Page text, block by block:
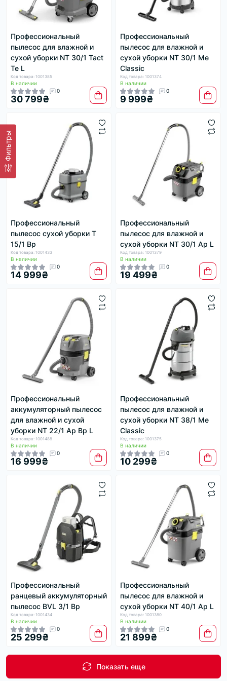
Фильтры
Профессиональный
пылесос для влажной и
сухой уборки NT 30/1 Tact
Te L
Код товара: 1001385
В наличии
0
30 799₴
Профессиональный
пылесос для влажной и
сухой уборки NT 30/1 Me
Classic
Код товара: 1001374
В наличии
0
9 999₴
Профессиональный
пылесос сухой уборки T
15/1 Bp
Код товара: 1001433
В наличии
0
14 999₴
Профессиональный
пылесос для влажной и
сухой уборки NT 30/1 Ap L
Код товара: 1001379
В наличии
0
19 499₴
Профессиональный
аккумуляторный пылесос
для влажной и сухой
уборки NT 22/1 Ap Bp L
Код товара: 1001488
В наличии
0
16 999₴
Профессиональный
пылесос для влажной и
сухой уборки NT 38/1 Me
Classic
Код товара: 1001375
В наличии
0
10 299₴
Профессиональный
ранцевый аккумуляторный
пылесос BVL 3/1 Bp
Код товара: 1001434
В наличии
0
25 299₴
Профессиональный
пылесос для влажной и
сухой уборки NT 40/1 Ap L
Код товара: 1001380
В наличии
0
21 899₴
Показать еще